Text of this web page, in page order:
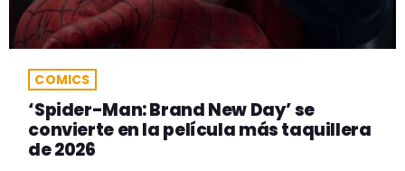
COMICS
‘Spider-Man: Brand New Day’ se
convierte en la película más taquillera
de 2026